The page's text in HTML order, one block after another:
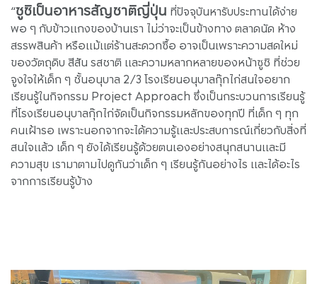
“ซูชิเป็นอาหารสัญชาติญี่ปุ่น ที่ปัจจุบันหารับประทานได้ง่าย
พอ ๆ กับข้าวแกงของบ้านเรา ไม่ว่าจะเป็นข้างทาง ตลาดนัด ห้าง
สรรพสินค้า หรือแม้แต่ร้านสะดวกซื้อ อาจเป็นเพราะความสดใหม่
ของวัตถุดิบ สีสัน รสชาติ และความหลากหลายของหน้าซูชิ ที่ช่วย
จูงใจให้เด็ก ๆ ชั้นอนุบาล 2/3 โรงเรียนอนุบาลกุ๊กไก่สนใจอยาก
เรียนรู้ในกิจกรรม Project Approach ซึ่งเป็นกระบวนการเรียนรู้
ที่โรงเรียนอนุบาลกุ๊กไก่จัดเป็นกิจกรรมหลักของทุกปี ที่เด็ก ๆ ทุก
คนเฝ้ารอ เพราะนอกจากจะได้ความรู้และประสบการณ์เกี่ยวกับสิ่งที่
สนใจแล้ว เด็ก ๆ ยังได้เรียนรู้ด้วยตนเองอย่างสนุกสนานและมี
ความสุข เรามาตามไปดูกันว่าเด็ก ๆ เรียนรู้กันอย่างไร และได้อะไร
จากการเรียนรู้บ้าง